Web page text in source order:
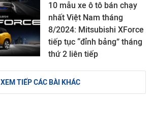
10 mẫu xe ô tô bán chạy
nhất Việt Nam tháng
8/2024: Mitsubishi XForce
tiếp tục “đỉnh bảng” tháng
thứ 2 liên tiếp
XEM TIẾP CÁC BÀI KHÁC